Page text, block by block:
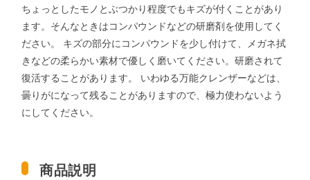
ちょっとしたモノとぶつかり程度でもキズが付くことがあり
ます。そんなときはコンパウンドなどの研磨剤を使用してく
ださい。 キズの部分にコンパウンドを少し付けて、メガネ拭
きなどの柔らかい素材で優しく磨いてください。研磨されて
復活することがあります。 いわゆる万能クレンザーなどは、
曇りがになって残ることがありますので、極力使わないよう
にしてください。
商品説明